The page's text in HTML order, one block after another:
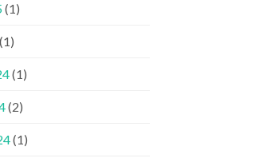
(1)
(1)
(1)
(2)
(1)